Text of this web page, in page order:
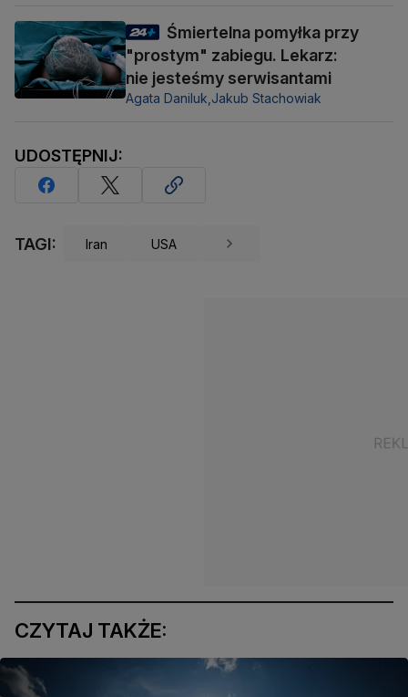
Śmiertelna pomyłka przy
"prostym" zabiegu. Lekarz:
nie jesteśmy serwisantami
Agata Daniluk, Jakub Stachowiak
UDOSTĘPNIJ:
TAGI: Iran USA
CZYTAJ TAKŻE: